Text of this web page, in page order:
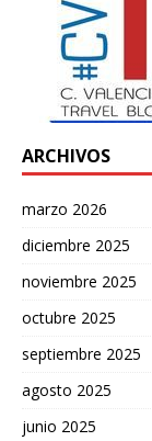
ARCHIVOS
marzo 2026
diciembre 2025
noviembre 2025
octubre 2025
septiembre 2025
agosto 2025
junio 2025